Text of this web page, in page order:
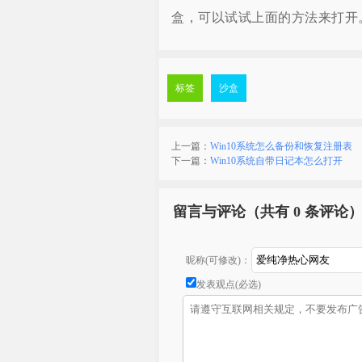
盒，可以试试上面的方法来打开
标签 沙盒
上一篇： Win10系统怎么备份和恢复注册表
下一篇： Win10系统自带日记本怎么打开
留言与评论（共有 0 条评论）
昵称(可修改)：
发表观点(必选)